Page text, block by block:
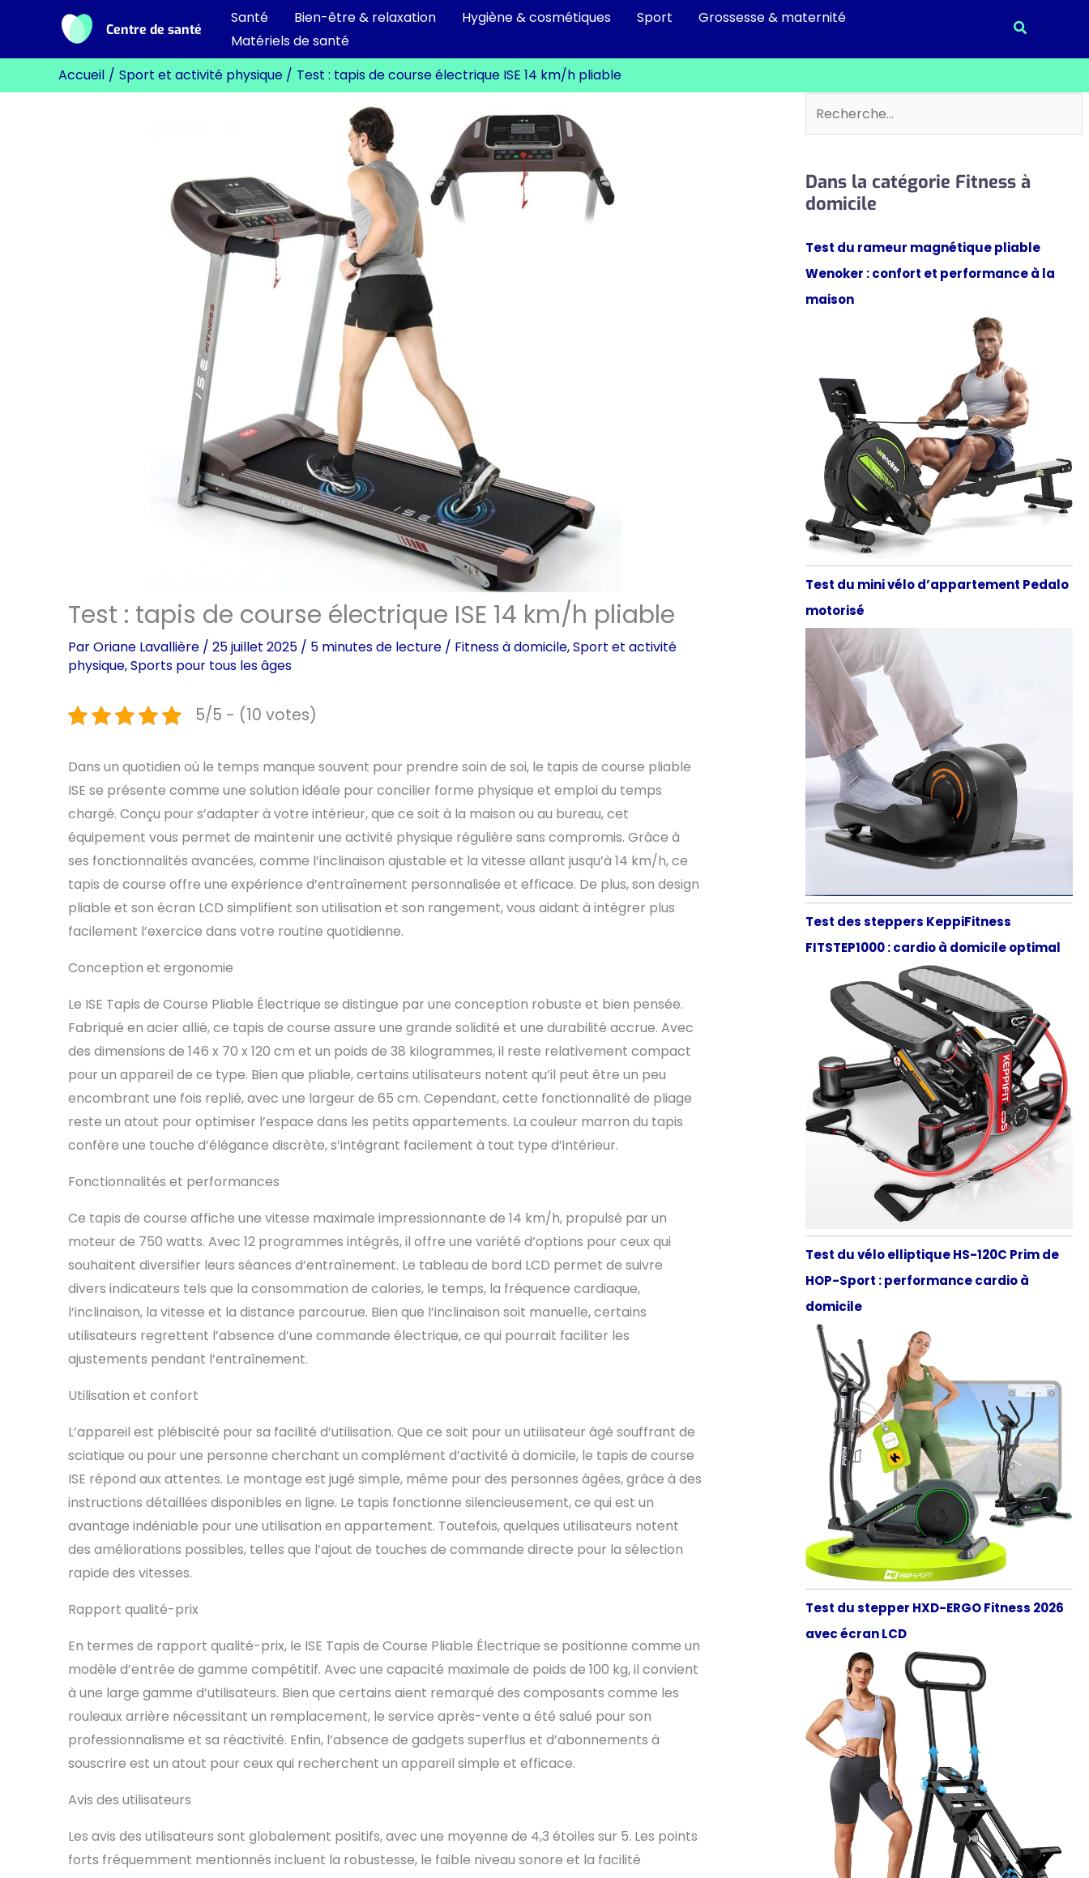
contenu
Centre de santé
Santé Bien-être & relaxation Hygiène & cosmétiques Sport
Grossesse & maternité
Matériels de santé
Accueil Sport et activité physique Test : tapis de course électrique ISE 14 km/h pliable
Test : tapis de course électrique ISE 14 km/h pliable
ParOriane Lavallière / 25 juillet 2025 / 5 minutes de lecture / Fitness à domicile,Sport et activité
physique,Sports pour tous les âges
5/5 - (10 votes)
Dans un quotidien où le temps manque souvent pour prendre soin de soi, le tapis de course pliable
ISE se présente comme une solution idéale pour concilier forme physique et emploi du temps
chargé. Conçu pour s’adapter à votre intérieur, que ce soit à la maison ou au bureau, cet
équipement vous permet de maintenir une activité physique régulière sans compromis. Grâce à
ses fonctionnalités avancées, comme l’inclinaison ajustable et la vitesse allant jusqu’à 14 km/h, ce
tapis de course offre une expérience d’entraînement personnalisée et efficace. De plus, son design
pliable et son écran LCD simplifient son utilisation et son rangement, vous aidant à intégrer plus
facilement l’exercice dans votre routine quotidienne.
Conception et ergonomie
Le ISE Tapis de Course Pliable Électrique se distingue par une conception robuste et bien pensée.
Fabriqué en acier allié, ce tapis de course assure une grande solidité et une durabilité accrue. Avec
des dimensions de 146 x 70 x 120 cm et un poids de 38 kilogrammes, il reste relativement compact
pour un appareil de ce type. Bien que pliable, certains utilisateurs notent qu’il peut être un peu
encombrant une fois replié, avec une largeur de 65 cm. Cependant, cette fonctionnalité de pliage
reste un atout pour optimiser l’espace dans les petits appartements. La couleur marron du tapis
confère une touche d’élégance discrète, s’intégrant facilement à tout type d’intérieur.
Fonctionnalités et performances
Ce tapis de course affiche une vitesse maximale impressionnante de 14 km/h, propulsé par un
moteur de 750 watts. Avec 12 programmes intégrés, il offre une variété d’options pour ceux qui
souhaitent diversifier leurs séances d’entraînement. Le tableau de bord LCD permet de suivre
divers indicateurs tels que la consommation de calories, le temps, la fréquence cardiaque,
l’inclinaison, la vitesse et la distance parcourue. Bien que l’inclinaison soit manuelle, certains
utilisateurs regrettent l’absence d’une commande électrique, ce qui pourrait faciliter les
ajustements pendant l’entraînement.
Utilisation et confort
L’appareil est plébiscité pour sa facilité d’utilisation. Que ce soit pour un utilisateur âgé souffrant de
sciatique ou pour une personne cherchant un complément d’activité à domicile, le tapis de course
ISE répond aux attentes. Le montage est jugé simple, même pour des personnes âgées, grâce à des
instructions détaillées disponibles en ligne. Le tapis fonctionne silencieusement, ce qui est un
avantage indéniable pour une utilisation en appartement. Toutefois, quelques utilisateurs notent
des améliorations possibles, telles que l’ajout de touches de commande directe pour la sélection
rapide des vitesses.
Rapport qualité-prix
En termes de rapport qualité-prix, le ISE Tapis de Course Pliable Électrique se positionne comme un
modèle d’entrée de gamme compétitif. Avec une capacité maximale de poids de 100 kg, il convient
à une large gamme d’utilisateurs. Bien que certains aient remarqué des composants comme les
rouleaux arrière nécessitant un remplacement, le service après-vente a été salué pour son
professionnalisme et sa réactivité. Enfin, l’absence de gadgets superflus et d’abonnements à
souscrire est un atout pour ceux qui recherchent un appareil simple et efficace.
Avis des utilisateurs
Les avis des utilisateurs sont globalement positifs, avec une moyenne de 4,3 étoiles sur 5. Les points
forts fréquemment mentionnés incluent la robustesse, le faible niveau sonore et la facilité
Rechercher
Dans la catégorie Fitness à
domicile
Test du rameur magnétique pliable
Wenoker : confort et performance à la
maison
Test du mini vélo d’appartement Pedalo
motorisé
Test des steppers KeppiFitness
FITSTEP1000 : cardio à domicile optimal
Test du vélo elliptique HS-120C Prim de
HOP-Sport : performance cardio à
domicile
Test du stepper HXD-ERGO Fitness 2026
avec écran LCD